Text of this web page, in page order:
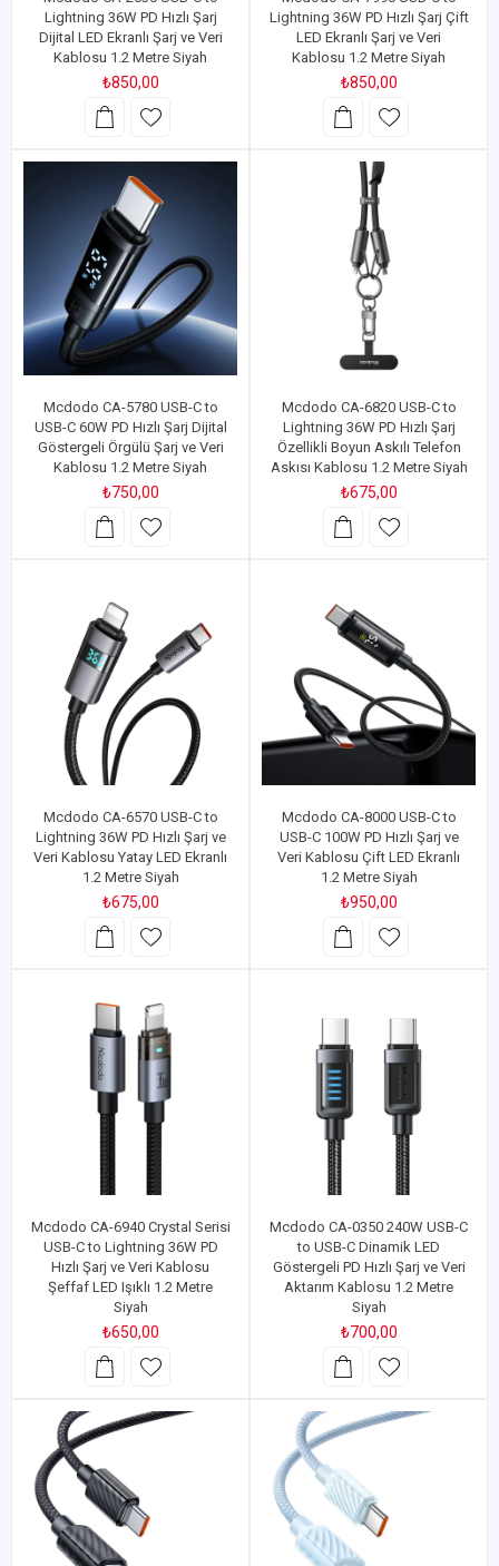
Lightning 36W PD Hızlı Şarj
Dijital LED Ekranlı Şarj ve Veri
Kablosu 1.2 Metre Siyah
₺850,00
Lightning 36W PD Hızlı Şarj Çift
LED Ekranlı Şarj ve Veri
Kablosu 1.2 Metre Siyah
₺850,00
Mcdodo CA-5780 USB-C to
USB-C 60W PD Hızlı Şarj Dijital
Göstergeli Örgülü Şarj ve Veri
Kablosu 1.2 Metre Siyah
₺750,00
Mcdodo CA-6820 USB-C to
Lightning 36W PD Hızlı Şarj
Özellikli Boyun Askılı Telefon
Askısı Kablosu 1.2 Metre Siyah
₺675,00
Mcdodo CA-6570 USB-C to
Lightning 36W PD Hızlı Şarj ve
Veri Kablosu Yatay LED Ekranlı
1.2 Metre Siyah
₺675,00
Mcdodo CA-8000 USB-C to
USB-C 100W PD Hızlı Şarj ve
Veri Kablosu Çift LED Ekranlı
1.2 Metre Siyah
₺950,00
Mcdodo CA-6940 Crystal Serisi
USB-C to Lightning 36W PD
Hızlı Şarj ve Veri Kablosu
Şeffaf LED Işıklı 1.2 Metre
Siyah
₺650,00
Mcdodo CA-0350 240W USB-C
to USB-C Dinamik LED
Göstergeli PD Hızlı Şarj ve Veri
Aktarım Kablosu 1.2 Metre
Siyah
₺700,00